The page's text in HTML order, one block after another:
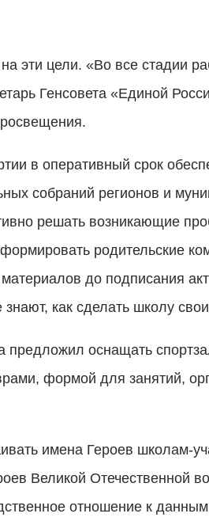
эти цели. «Во все стадии
Генсовета «Единой
в оперативный срок
собраний регионов и
решать возникающие
родительские
до подписания
знают, как сделать школу
предложил оснащать
формой для занятий,
имена Героев школам-
Великой Отечественной
отношение к